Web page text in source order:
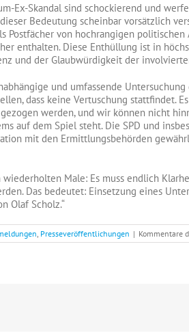
Ex-Skandal sind schockierend und
Bedeutung scheinbar vorsätzlich
Postfächer von hochrangigen
enthalten. Diese Enthüllung ist in
und der Glaubwürdigkeit der
und umfassende
dass keine Vertuschung stattfindet.
werden, und wir können nicht
auf dem Spiel steht. Die SPD und
mit den Ermittlungsbehörden
Male: Es muss endlich
Das bedeutet: Einsetzung eines
Olaf Scholz.“
Presseveröffentlichungen | Kommentare